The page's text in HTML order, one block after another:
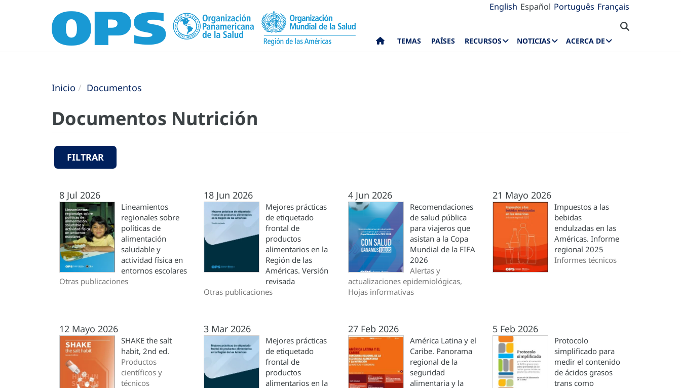
English Español Português Français
TEMAS PAÍSES RECURSOS NOTICIAS ACERCA DE
Inicio Documentos
Documentos Nutrición
FILTRAR
8 Jul 2026
Lineamientos
regionales sobre
políticas de
alimentación
saludable y
actividad física en
entornos escolares
Otras publicaciones
18 Jun 2026
Mejores prácticas
de etiquetado
frontal de
productos
alimentarios en la
Región de las
Américas. Versión
revisada
Otras publicaciones
4 Jun 2026
Recomendaciones
de salud pública
para viajeros que
asistan a la Copa
Mundial de la FIFA
2026
Alertas y
actualizaciones epidemiológicas,
Hojas informativas
21 Mayo 2026
Impuestos a las
bebidas
endulzadas en las
Américas. Informe
regional 2025
Informes técnicos
12 Mayo 2026
SHAKE the salt
habit, 2nd ed.
Productos
científicos y
técnicos
3 Mar 2026
Mejores prácticas
de etiquetado
frontal de
productos
alimentarios en la
27 Feb 2026
América Latina y el
Caribe. Panorama
regional de la
seguridad
alimentaria y la
5 Feb 2026
Protocolo
simplificado para
medir el contenido
de ácidos grasos
trans como